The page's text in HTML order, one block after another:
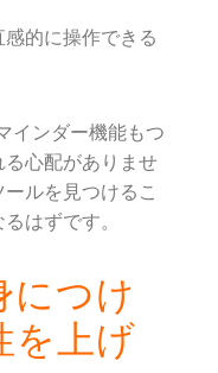
的に操作できる
インダー機能もつ
心配がありませ
ルを見つけるこ
はずです。
につけ
を上げ